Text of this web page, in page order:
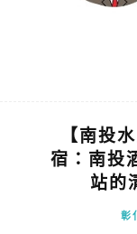
【南投
宿：南投
站的
彰